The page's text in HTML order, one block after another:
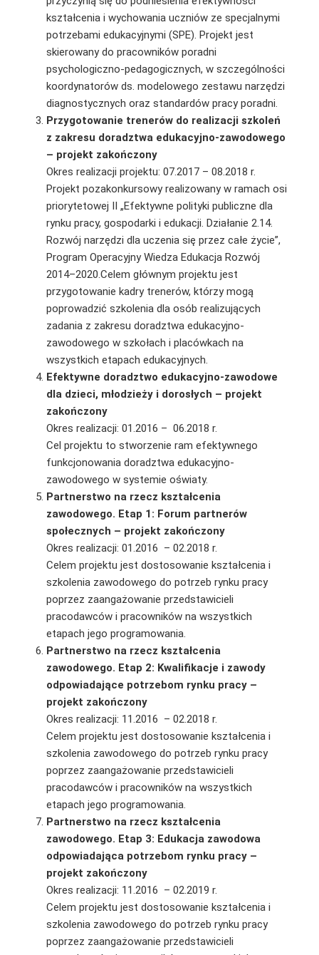
kształcenia i wychowania uczniów ze specjalnymi
potrzebami edukacyjnymi (SPE). Projekt jest
skierowany do pracowników poradni
psychologiczno-pedagogicznych, w szczególności
koordynatorów ds. modelowego zestawu narzędzi
diagnostycznych oraz standardów pracy poradni.
Przygotowanie trenerów do realizacji szkoleń
z zakresu doradztwa edukacyjno-zawodowego
– projekt zakończony
Okres realizacji projektu: 07.2017 – 08.2018 r.
Projekt pozakonkursowy realizowany w ramach osi
priorytetowej II „Efektywne polityki pu­bliczne dla
rynku pracy, gospodarki i edukacji. Działanie 2.14.
Rozwój narzędzi dla uczenia się przez całe życie”,
Program Operacyjny Wiedza Edukacja Rozwój
2014–2020.Celem głównym projektu jest
przygotowanie kadry trenerów, którzy mogą
poprowadzić szkolenia dla osób realizujących
zadania z zakresu doradztwa edukacyjno-
zawodowego w szkołach i placówkach na
wszystkich etapach edukacyjnych.
Efektywne doradztwo edukacyjno-zawodowe
dla dzieci, młodzieży i dorosłych – projekt
zakończony
Okres realizacji: 01.2016 – 06.2018 r.
Cel projektu to stworzenie ram efektywnego
funkcjonowania doradztwa edukacyjno-
zawodowego w systemie oświaty.
Partnerstwo na rzecz kształcenia
zawodowego. Etap 1: Forum partnerów
społecznych – projekt zakończony
Okres realizacji: 01.2016 – 02.2018 r.
Celem projektu jest dostosowanie kształcenia i
szkolenia zawodowego do potrzeb rynku pracy
poprzez zaangażowanie przedstawicieli
pracodawców i pracowników na wszystkich
etapach jego programowania.
Partnerstwo na rzecz kształcenia
zawodowego. Etap 2: Kwalifikacje i zawody
odpowiadające potrzebom rynku pracy –
projekt zakończony
Okres realizacji: 11.2016 – 02.2018 r.
Celem projektu jest dostosowanie kształcenia i
szkolenia zawodowego do potrzeb rynku pracy
poprzez zaangażowanie przedstawicieli
pracodawców i pracowników na wszystkich
etapach jego programowania.
Partnerstwo na rzecz kształcenia
zawodowego. Etap 3: Edukacja zawodowa
odpowiadająca potrzebom rynku pracy –
projekt zakończony
Okres realizacji: 11.2016 – 02.2019 r.
Celem projektu jest dostosowanie kształcenia i
szkolenia zawodowego do potrzeb rynku pracy
poprzez zaangażowanie przedstawicieli